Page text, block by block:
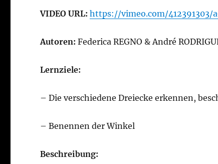
VIDEO URL:https://vimeo.com/412391303/
Autoren: Federica REGNO & André
Lernziele:
– Die verschiedene Dreiecke erkennen,
– Benennen der Winkel
Beschreibung: